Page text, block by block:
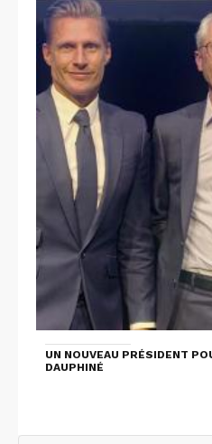
UN NOUVEAU PRÉSIDENT
DAUPHINÉ